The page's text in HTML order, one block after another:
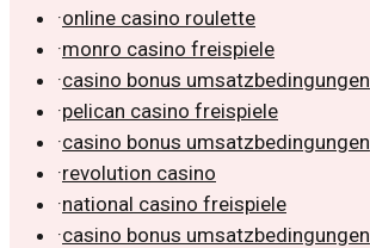
·online casino roulette
·monro casino freispiele
·casino bonus umsatzbedingungen
·pelican casino freispiele
·casino bonus umsatzbedingungen
·revolution casino
·national casino freispiele
·casino bonus umsatzbedingungen